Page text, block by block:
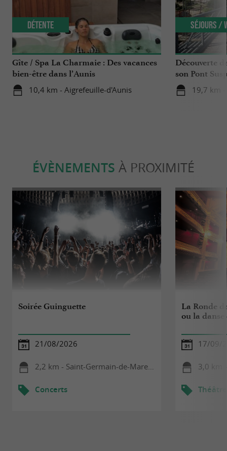
Gîte / Spa La Charmaie : Des vacances
bien-être dans l’Aunis
10,4 km - Aigrefeuille-d'Aunis
Détente
Découverte
son Pont
19,7 km -
Séjours /
ÉVÈNEMENTS À PROXIMITÉ
Soirée Guinguette
21/08/2026
2,2 km - Saint-Germain-de-Marencennes
Concerts
La Ronde
ou la
17/09/
3,0 km
Théâtre